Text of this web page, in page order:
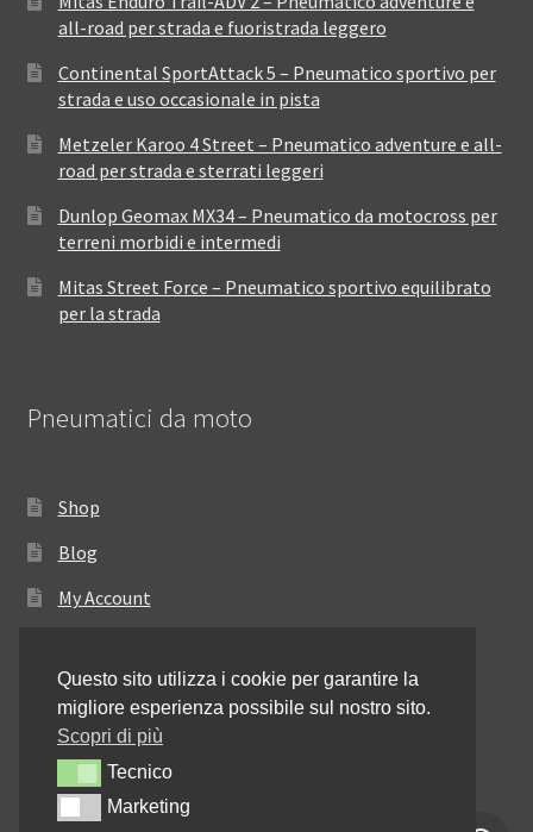
all-road per strada e fuoristrada leggero
Continental SportAttack 5 – Pneumatico sportivo per
strada e uso occasionale in pista
Metzeler Karoo 4 Street – Pneumatico adventure e all-
road per strada e sterrati leggeri
Dunlop Geomax MX34 – Pneumatico da motocross per
terreni morbidi e intermedi
Mitas Street Force – Pneumatico sportivo equilibrato
per la strada
Pneumatici da moto
Shop
Blog
My Account
Resi e rimborsi
Annullamento dell’ordine
Informativa sulla privacy
Contattaci
Questo sito utilizza i cookie per garantire la
migliore esperienza possibile sul nostro sito.
Scopri di più
TecnicoTecnico
MarketingMarketing